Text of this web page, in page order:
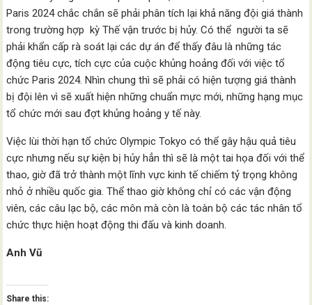
Paris 2024 chắc chắn sẽ phải phân tích lại khả năng đội giá thành
trong trường hợp kỳ Thế vận trước bị hủy. Có thể người ta sẽ
phải khẩn cấp rà soát lại các dự án để thấy đâu là những tác
động tiêu cực, tích cực của cuộc khủng hoảng đối với việc tổ
chức Paris 2024. Nhìn chung thì sẽ phải có hiện tượng giá thành
bị đội lên vì sẽ xuất hiện những chuẩn mực mới, những hạng mục
tổ chức mới sau đợt khủng hoảng y tế này.
Việc lùi thời hạn tổ chức Olympic Tokyo có thể gây hậu quả tiêu
cực nhưng nếu sự kiện bị hủy hẳn thì sẽ là một tai họa đối với thể
thao, giờ đã trở thành một lĩnh vực kinh tế chiếm tỷ trọng không
nhỏ ở nhiều quốc gia. Thể thao giờ không chỉ có các vận động
viên, các câu lạc bộ, các môn mà còn là toàn bộ các tác nhân tổ
chức thực hiện hoạt động thi đấu và kinh doanh.
Anh Vũ
Share this: